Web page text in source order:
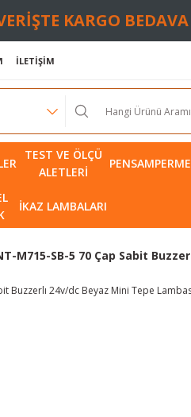
KARGO
İLETİŞİM
TEST VE ÖLÇÜ
ALETLERI
İKAZ LAMBALARI
M715-SB-5 70 Çap Sabit